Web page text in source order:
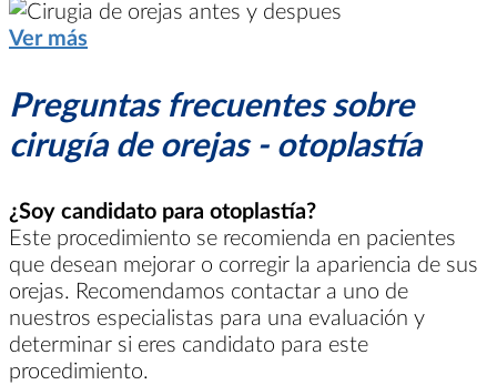
Ver más
Preguntas frecuentes sobre
cirugía de orejas - otoplastía
¿Soy candidato para otoplastía?
Este procedimiento se recomienda en pacientes
que desean mejorar o corregir la apariencia de sus
orejas. Recomendamos contactar a uno de
nuestros especialistas para una evaluación y
determinar si eres candidato para este
procedimiento.